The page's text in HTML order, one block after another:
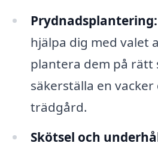
Prydnadsplantering:
hjälpa dig med valet
plantera dem på
säkerställa en
trädgård.
Skötsel och